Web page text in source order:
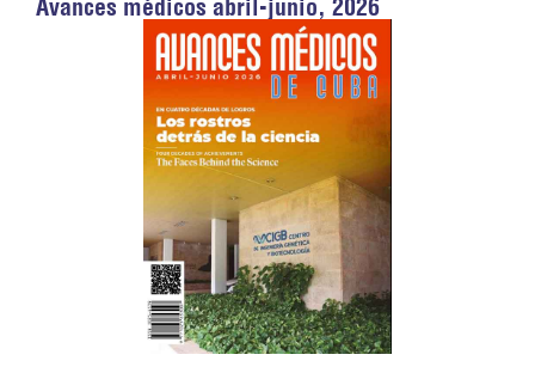
Avances médicos abril-junio, 2026